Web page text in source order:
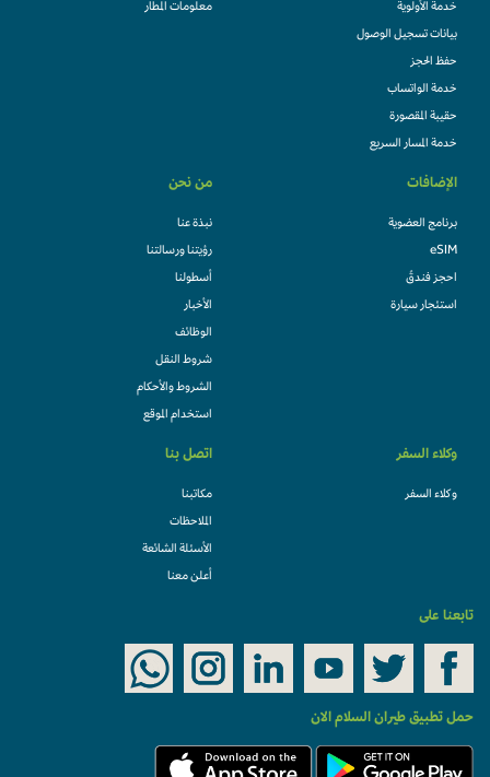
خدمة الأولوية
بيانات تسجيل الوصول
حفظ الحجز
خدمة الواتساب
حقيبة المقصورة
خدمة المسار السريع
معلومات المطار
الإضافات
برنامج العضوية
eSIM
احجز فندقً
استئجار سيارة
من نحن
نبذة عنا
رؤيتنا ورسالتنا
أسطولنا
الأخبار
الوظائف
شروط النقل
الشروط والأحكام
استخدام الموقع
وكلاء السفر
وكلاء السفر
اتصل بنا
مكاتبنا
الملاحظات
الأسئلة الشائعة
أعلن معنا
تابعنا على
حمل تطبيق طيران السلام الان